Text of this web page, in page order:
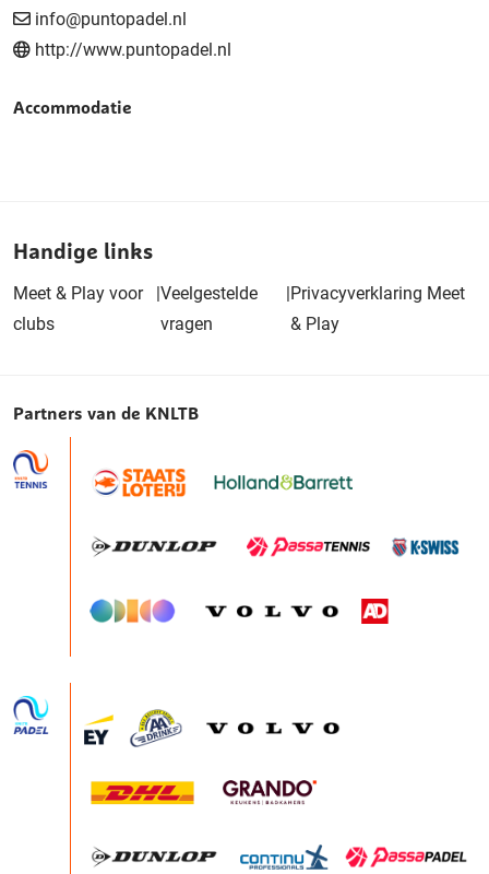
info@puntopadel.nl
http://www.puntopadel.nl
Accommodatie
Handige links
Meet & Play voor
clubs
|Veelgestelde
vragen
|Privacyverklaring Meet
& Play
Partners van de KNLTB